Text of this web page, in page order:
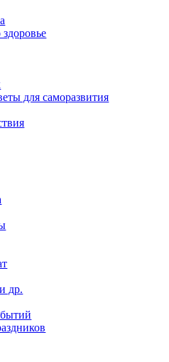
для саморазвития
др.